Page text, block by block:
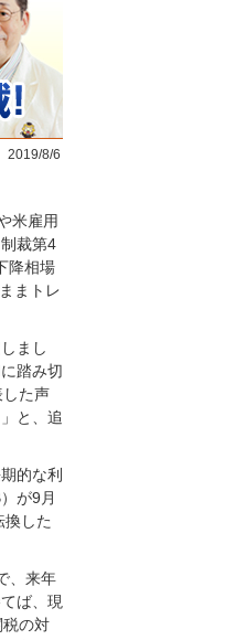
2019/8/6
米雇用
裁第4
降相場
まトレ
まし
踏み切
た声
と、追
的な利
が9月
した
、来年
ば、現
の対